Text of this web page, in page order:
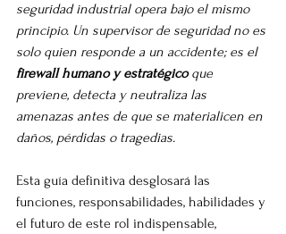
seguridad industrial opera bajo el mismo
principio. Un supervisor de seguridad no es
solo quien responde a un accidente; es el
firewall humano y estratégico que
previene, detecta y neutraliza las
amenazas antes de que se materialicen en
daños, pérdidas o tragedias.
Esta guía definitiva desglosará las
funciones, responsabilidades, habilidades y
el futuro de este rol indispensable,